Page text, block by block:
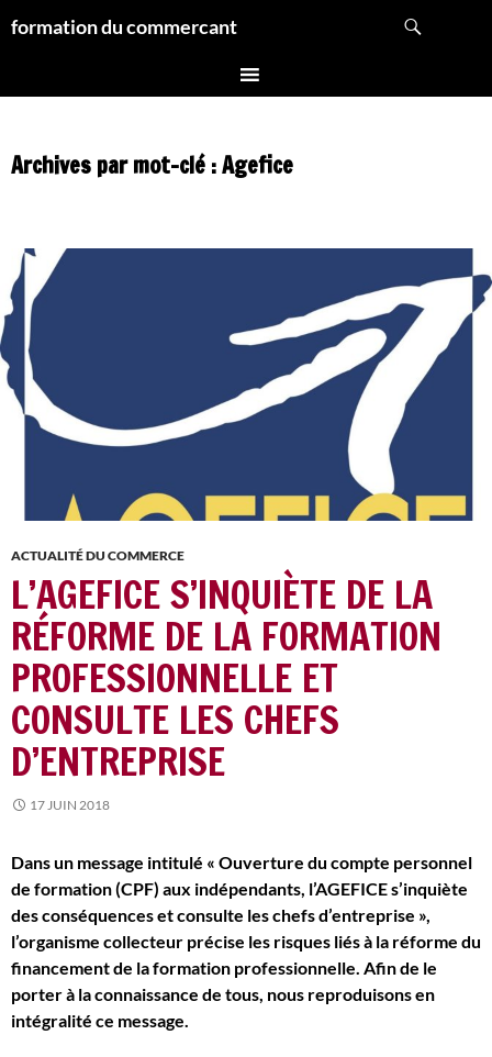
auformation du commercant
Archives par mot-clé : Agefice
ACTUALITÉ DU COMMERCE
L’AGEFICE S’INQUIÈTE DE LA
RÉFORME DE LA FORMATION
PROFESSIONNELLE ET
CONSULTE LES CHEFS
D’ENTREPRISE
17 JUIN 2018
Dans un message intitulé « Ouverture du compte personnel
de formation (CPF) aux indépendants, l’AGEFICE s’inquiète
des conséquences et consulte les chefs d’entreprise »,
l’organisme collecteur précise les risques liés à la réforme du
financement de la formation professionnelle. Afin de le
porter à la connaissance de tous, nous reproduisons en
intégralité ce message.